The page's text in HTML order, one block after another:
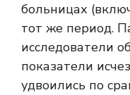
больницах
тот же период.
исследователи
показатели
удвоились по